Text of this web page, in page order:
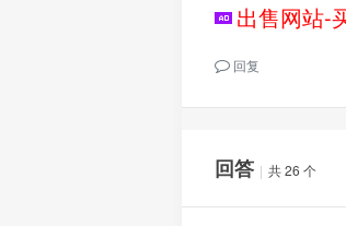
出售网站-
回复
回答 | 共 26 个